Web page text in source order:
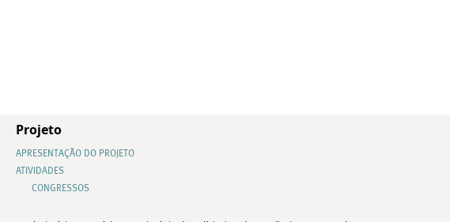
Projeto
APRESENTAÇÃO DO PROJETO
ATIVIDADES
CONGRESSOS